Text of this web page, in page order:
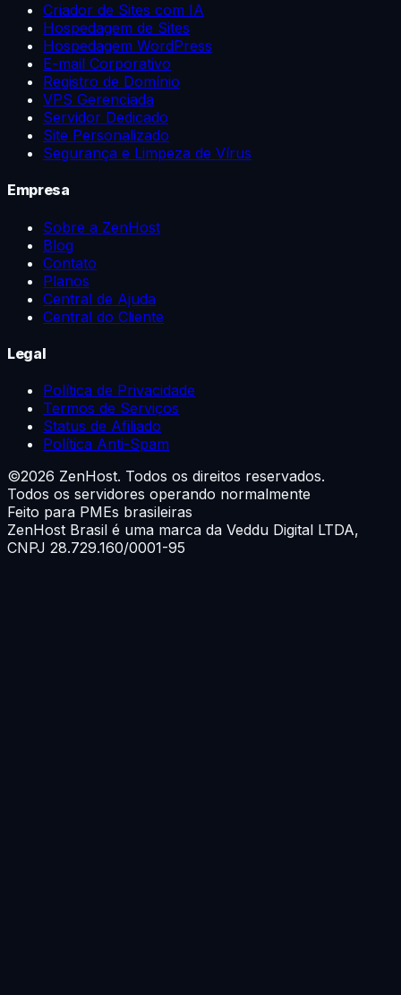
Criador de Sites com IA
Hospedagem de Sites
Hospedagem WordPress
E-mail Corporativo
Registro de Domínio
VPS Gerenciada
Servidor Dedicado
Site Personalizado
Segurança e Limpeza de Vírus
Empresa
Sobre a ZenHost
Blog
Contato
Planos
Central de Ajuda
Central do Cliente
Legal
Política de Privacidade
Termos de Serviços
Status de Afiliado
Política Anti-Spam
©2026 ZenHost. Todos os direitos reservados.
Todos os servidores operando normalmente
Feito para PMEs brasileiras
ZenHost Brasil é uma marca da Veddu Digital LTDA,
CNPJ 28.729.160/0001-95